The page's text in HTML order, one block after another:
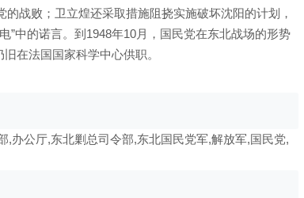
战败；卫立煌还采取措施阻挠实施破坏沈阳的计划，
”中的诺言。到1948年10月，国民党在东北战场的形势
在法国国家科学中心供职。
,办公厅,东北剿总司令部,东北国民党军,解放军,国民党,